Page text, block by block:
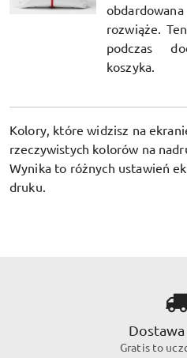
rozwiąże.
podczas
koszyka.
Kolory, które widzisz na
rzeczywistych kolorów na
Wynika to różnych ustawień
druku.
Dostawa
Gratis to